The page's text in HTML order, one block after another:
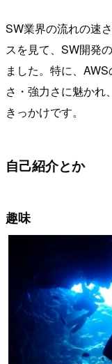
SW業界の流れの速
スを見て、SW開発
ました。特に、
さ・強力さに魅かれ
きっかけです。
自己紹介とか
趣味